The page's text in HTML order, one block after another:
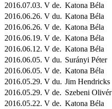
2016.07.03. V de. Katona Béla
2016.06.26. V du. Katona Béla
2016.06.26. V de. Katona Béla
2016.06.19. V de. Katona Béla
2016.06.12. V de. Katona Béla
2016.06.05. V du. Surányi Péter
2016.06.05. V de. Katona Béla
2016.05.29. V du. Jim Hendricks
2016.05.29. V de. Szebeni Olivér
2016.05.22. V de. Katona Béla